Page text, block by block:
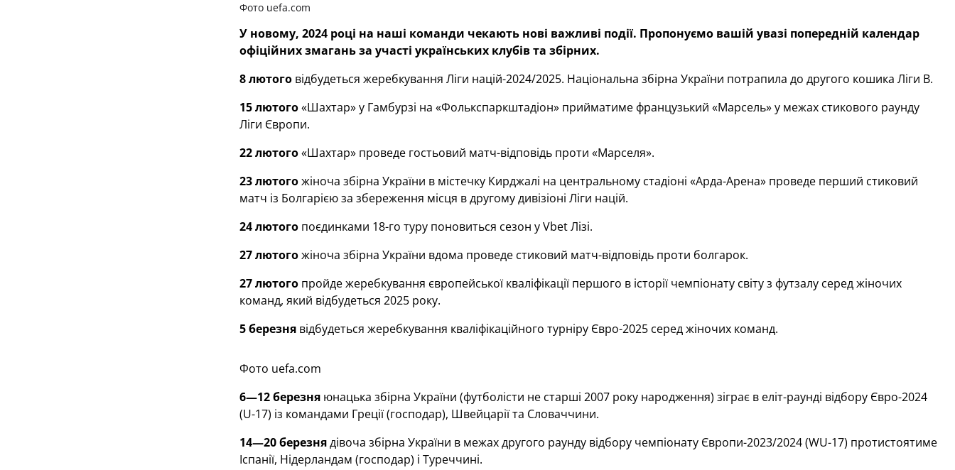
Фото uefa.com
У новому, 2024 році на наші команди чекають нові важливі події. Пропонуємо вашій увазі попередній календар
офіційних змагань за участі українських клубів та збірних.
8 лютоговідбудеться жеребкування Ліги націй-2024/2025. Національна збірна України потрапила до другого кошика Ліги В.
15 лютого«Шахтар» у Гамбурзі на «Фолькспаркштадіон» прийматиме французький «Марсель» у межах стикового раунду
Ліги Європи.
22 лютого«Шахтар» проведе гостьовий матч-відповідь проти «Марселя».
23 лютогожіноча збірна України в містечку Кирджалі на центральному стадіоні «Арда-Арена» проведе перший стиковий
матч із Болгарією за збереження місця в другому дивізіоні Ліги націй.
24 лютогопоєдинками 18-го туру поновиться сезон у Vbet Лізі.
27 лютогожіноча збірна України вдома проведе стиковий матч-відповідь проти болгарок.
27 лютогопройде жеребкування європейської кваліфікації першого в історії чемпіонату світу з футзалу серед жіночих
команд, який відбудеться 2025 року.
5 березнявідбудеться жеребкування кваліфікаційного турніру Євро-2025 серед жіночих команд.
Фото uefa.com
6—12 березняюнацька збірна України (футболісти не старші 2007 року народження) зіграє в еліт-раунді відбору Євро-2024
(U-17) із командами Греції (господар), Швейцарії та Словаччини.
14—20 березнядівоча збірна України в межах другого раунду відбору чемпіонату Європи-2023/2024 (WU-17) протистоятиме
Іспанії, Нідерландам (господар) і Туреччині.